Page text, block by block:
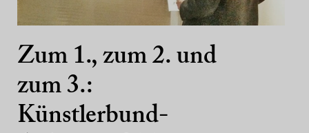
Zum 1., zum 2. und
zum 3.:
Künstlerbund-